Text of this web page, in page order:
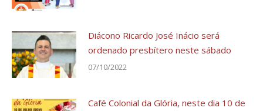
Diácono Ricardo José Inácio será
ordenado presbítero neste sábado
07/10/2022
Café Colonial da Glória, neste dia 10 de